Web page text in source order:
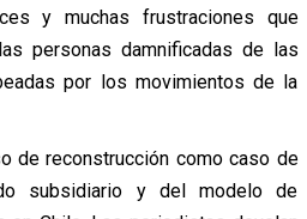
y muchas frustraciones que
personas damnificadas de las
por los movimientos de la
de reconstrucción como caso de
subsidiario y del modelo de